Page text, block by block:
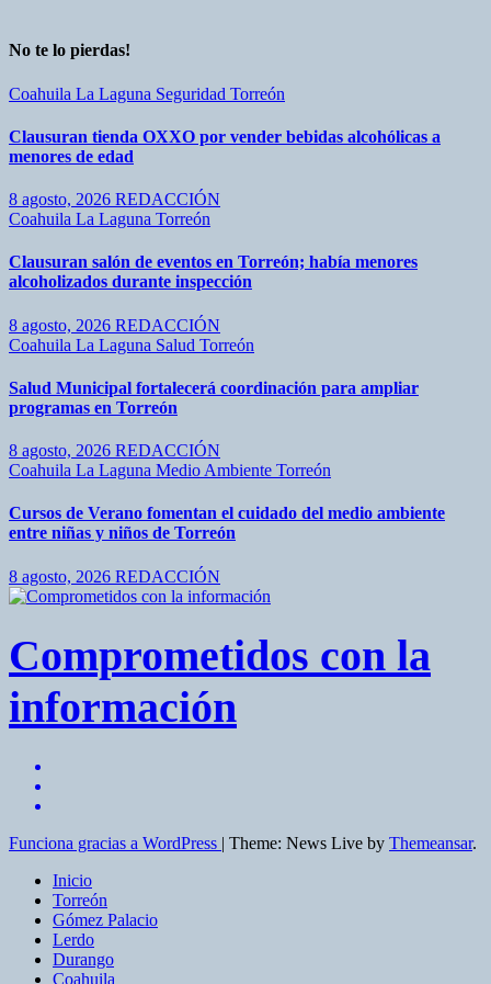
No te lo pierdas!
Coahuila La Laguna Seguridad Torreón
Clausuran tienda OXXO por vender bebidas alcohólicas a
menores de edad
8 agosto, 2026 REDACCIÓN
Coahuila La Laguna Torreón
Clausuran salón de eventos en Torreón; había menores
alcoholizados durante inspección
8 agosto, 2026 REDACCIÓN
Coahuila La Laguna Salud Torreón
Salud Municipal fortalecerá coordinación para ampliar
programas en Torreón
8 agosto, 2026 REDACCIÓN
Coahuila La Laguna Medio Ambiente Torreón
Cursos de Verano fomentan el cuidado del medio ambiente
entre niñas y niños de Torreón
8 agosto, 2026 REDACCIÓN
Comprometidos con la
información
Funciona gracias a WordPress | Theme: News Live by Themeansar.
Inicio
Torreón
Gómez Palacio
Lerdo
Durango
Coahuila